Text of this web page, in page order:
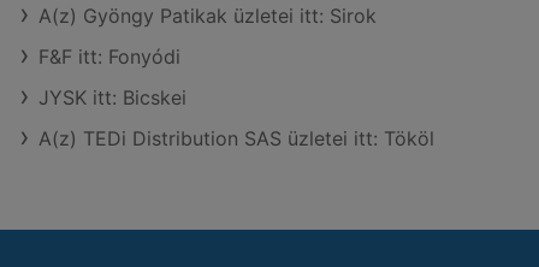
A(z) Gyöngy Patikak üzletei itt: Sirok
F&F itt: Fonyódi
JYSK itt: Bicskei
A(z) TEDi Distribution SAS üzletei itt: Tököl